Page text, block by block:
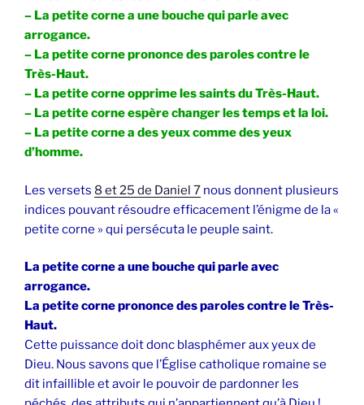
– La petite corne a une bouche qui parle avec
arrogance.
– La petite corne prononce des paroles contre le
Très-Haut.
– La petite corne opprime les saints du Très-Haut.
– La petite corne espère changer les temps et la loi.
– La petite corne a des yeux comme des yeux
d’homme.
Les versets 8 et 25 de Daniel 7 nous donnent plusieurs
indices pouvant résoudre efficacement l’énigme de la «
petite corne » qui persécuta le peuple saint.
La petite corne a une bouche qui parle avec
arrogance.
La petite corne prononce des paroles contre le Très-
Haut.
Cette puissance doit donc blasphémer aux yeux de
Dieu. Nous savons que l’Église catholique romaine se
dit infaillible et avoir le pouvoir de pardonner les